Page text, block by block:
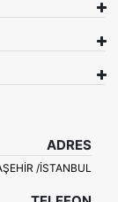
ADRES
/İSTANBUL